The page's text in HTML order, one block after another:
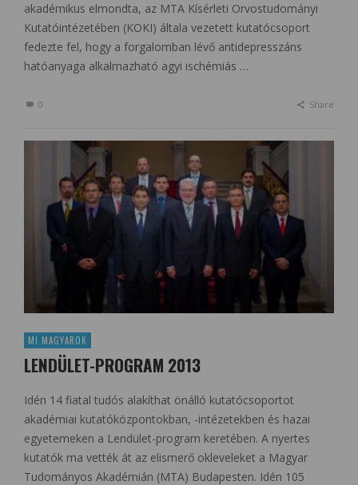
akadémikus elmondta, az MTA Kísérleti Orvostudományi
Kutatóintézetében (KOKI) általa vezetett kutatócsoport
fedezte fel, hogy a forgalomban lévő antidepresszáns
hatóanyaga alkalmazható agyi ischémiás …
0 Share
MI MAGYAROK
LENDÜLET-PROGRAM 2013
Idén 14 fiatal tudós alakíthat önálló kutatócsoportot
akadémiai kutatóközpontokban, -intézetekben és hazai
egyetemeken a Lendület-program keretében. A nyertes
kutatók ma vették át az elismerő okleveleket a Magyar
Tudományos Akadémián (MTA) Budapesten. Idén 105